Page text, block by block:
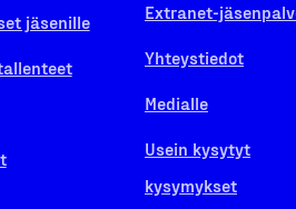
jäsenille Extranet-
Yhteystiedot
Medialle
Usein kysytyt
kysymykset